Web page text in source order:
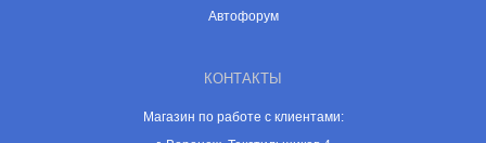
Автофорум
КОНТАКТЫ
Магазин по работе с клиентами: